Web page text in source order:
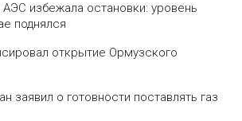
избежала остановки: уровень
поднялся
открытие Ормузского
заявил о готовности поставлять газ